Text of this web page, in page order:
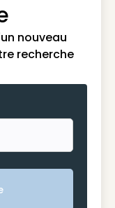
nouveau
recherche